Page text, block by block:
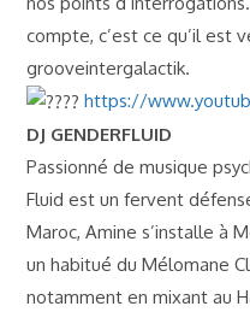
compte, c’est ce qu’il est
grooveintergalactik.
https://
DJ GENDERFLUID
Passionné de musique
Fluid est un fervent
Maroc, Amine s’installe à
un habitué du Mélomane
notamment en mixant au